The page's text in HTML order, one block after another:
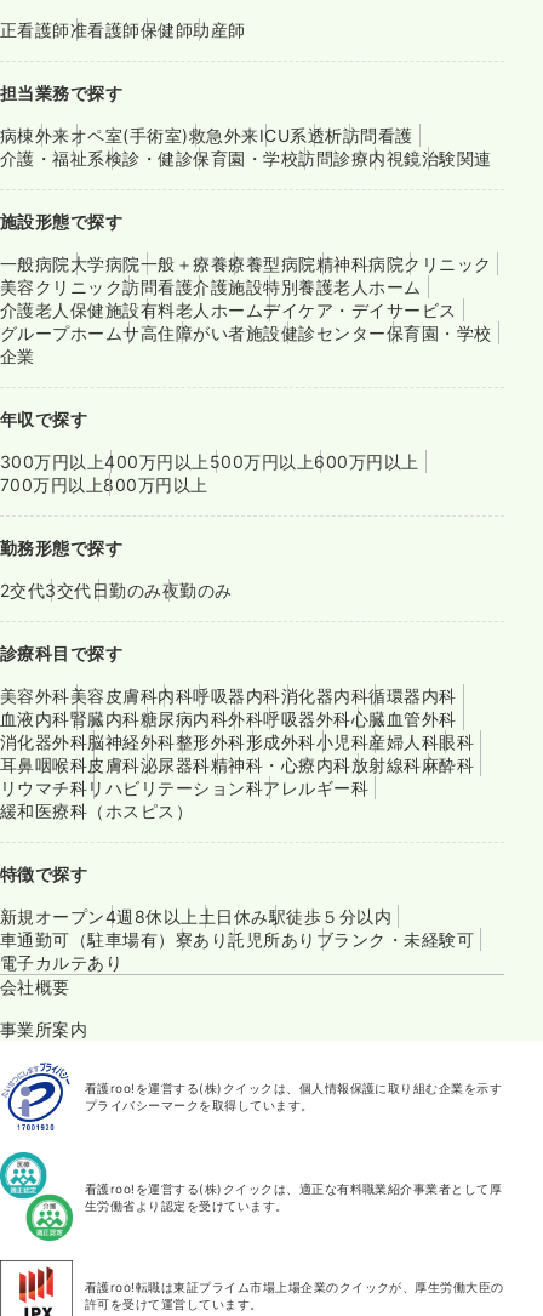
正看護師准看護師保健師助産師
担当業務で探す
病棟外来オペ室(手術室)救急外来ICU系透析訪問看護
介護・福祉系検診・健診保育園・学校訪問診療内視鏡治験関連
施設形態で探す
一般病院大学病院一般＋療養療養型病院精神科病院クリニック
美容クリニック訪問看護介護施設特別養護老人ホーム
介護老人保健施設有料老人ホームデイケア・デイサービス
グループホームサ高住障がい者施設健診センター保育園・学校
企業
年収で探す
300万円以上400万円以上 500万円以上600万円以上
700万円以上800万円以上
勤務形態で探す
2交代3交代日勤のみ夜勤のみ
診療科目で探す
美容外科美容皮膚科内科呼吸器内科消化器内科循環器内科
血液内科腎臓内科糖尿病内科外科呼吸器外科心臓血管外科
消化器外科脳神経外科整形外科形成外科小児科産婦人科眼科
耳鼻咽喉科皮膚科泌尿器科精神科・心療内科放射線科麻酔科
リウマチ科リハビリテーション科アレルギー科
緩和医療科（ホスピス）
特徴で探す
新規オープン4週8休以上 土日休み駅徒歩５分以内
車通勤可（駐車場有） 寮あり託児所あり ブランク・未経験可
電子カルテあり
会社概要
事業所案内
看護roo!を運営する(株)クイックは、個人情報保護に取り組む企業を示す
プライバシーマークを取得しています。
看護roo!を運営する(株)クイックは、適正な有料職業紹介事業者として厚
生労働省より認定を受けています。
看護roo!転職は東証プライム市場上場企業のクイックが、厚生労働大臣の
許可を受けて運営しています。